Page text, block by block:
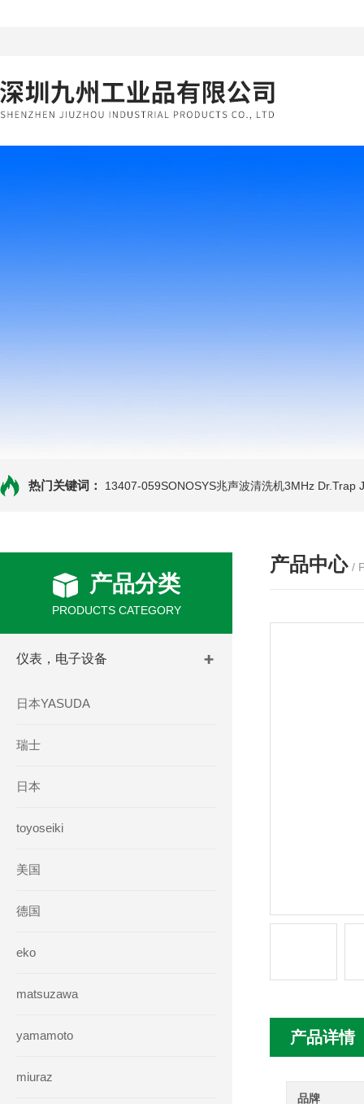
热门关键词： 13407-059SONOSYS兆声波清洗机3MHz Dr.Trap
产品分类
PRODUCTS CATEGORY
仪表，电子设备
日本YASUDA
瑞士
日本
toyoseiki
美国
德国
eko
matsuzawa
yamamoto
miuraz
产品中心 /
产品详情
品牌